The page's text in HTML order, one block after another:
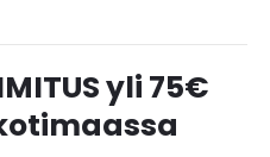
yli 75€